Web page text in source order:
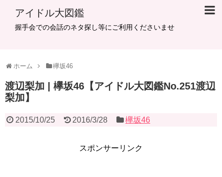
アイドル大図鑑
握手会での会話のネタ探し等にご利用くださいませ
ホーム 欅坂46
渡辺梨加 | 欅坂46【アイドル大図鑑No.251渡辺
梨加】
2015/10/25 2016/3/28 欅坂46
スポンサーリンク